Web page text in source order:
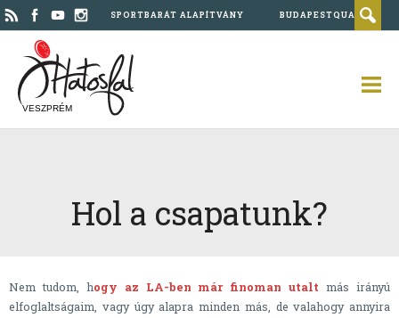
SPORTBARÁT ALAPÍTVÁNY BUDAPESTQUAD
VESZPRÉM
Hol a csapatunk?
Nem tudom, hogy az LA-ben már finoman utaltmás irányú
elfoglaltságaim, vagy úgy alapra minden más, de valahogy annyira